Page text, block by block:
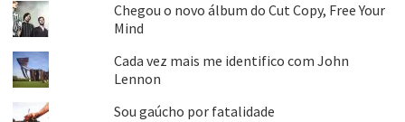
Chegou o novo álbum do Cut Copy, Free Your
Mind
Cada vez mais me identifico com John
Lennon
Sou gaúcho por fatalidade